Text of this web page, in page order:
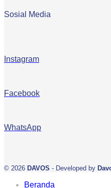
Sosial Media
Instagram
Facebook
WhatsApp
© 2026 DAVOS - Developed by
Beranda